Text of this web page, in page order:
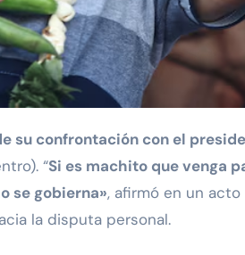
su confrontación con el
“Si es machito que venga
se gobierna», afirmó en un
la disputa personal.